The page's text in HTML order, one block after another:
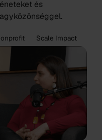
és
Scale Impact